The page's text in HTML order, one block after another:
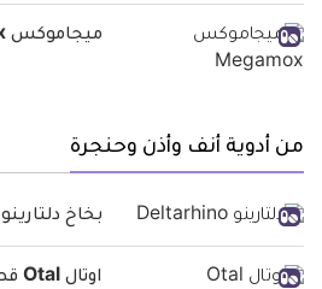
ميجاموكس Megamox
من أدوية أنف وأذن وحنجرة
بخاخ دلتارينو Deltarhino للأنف والأذن
اوتال Otal قطرات للأذن